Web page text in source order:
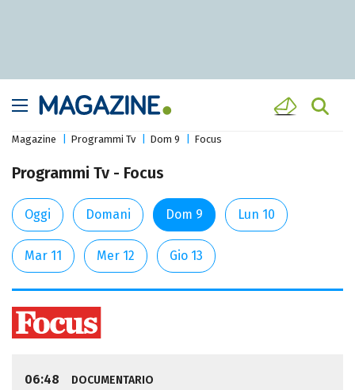
Magazine Programmi Tv Dom 9 Focus
Programmi Tv - Focus
Oggi Domani Dom 9 Lun 10
Mar 11 Mer 12 Gio 13
06:48 DOCUMENTARIO